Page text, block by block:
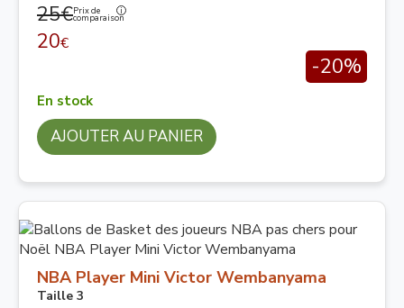
25€Prix de
comparaison
20€
-20%
En stock
AJOUTER AU PANIER
NBA Player Mini Victor Wembanyama
Taille 3